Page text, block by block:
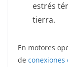
estrés
tierra.
En motores
de